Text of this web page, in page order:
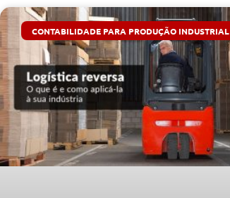
CONTABILIDADE PARA PRODUÇÃO INDUSTRIAL